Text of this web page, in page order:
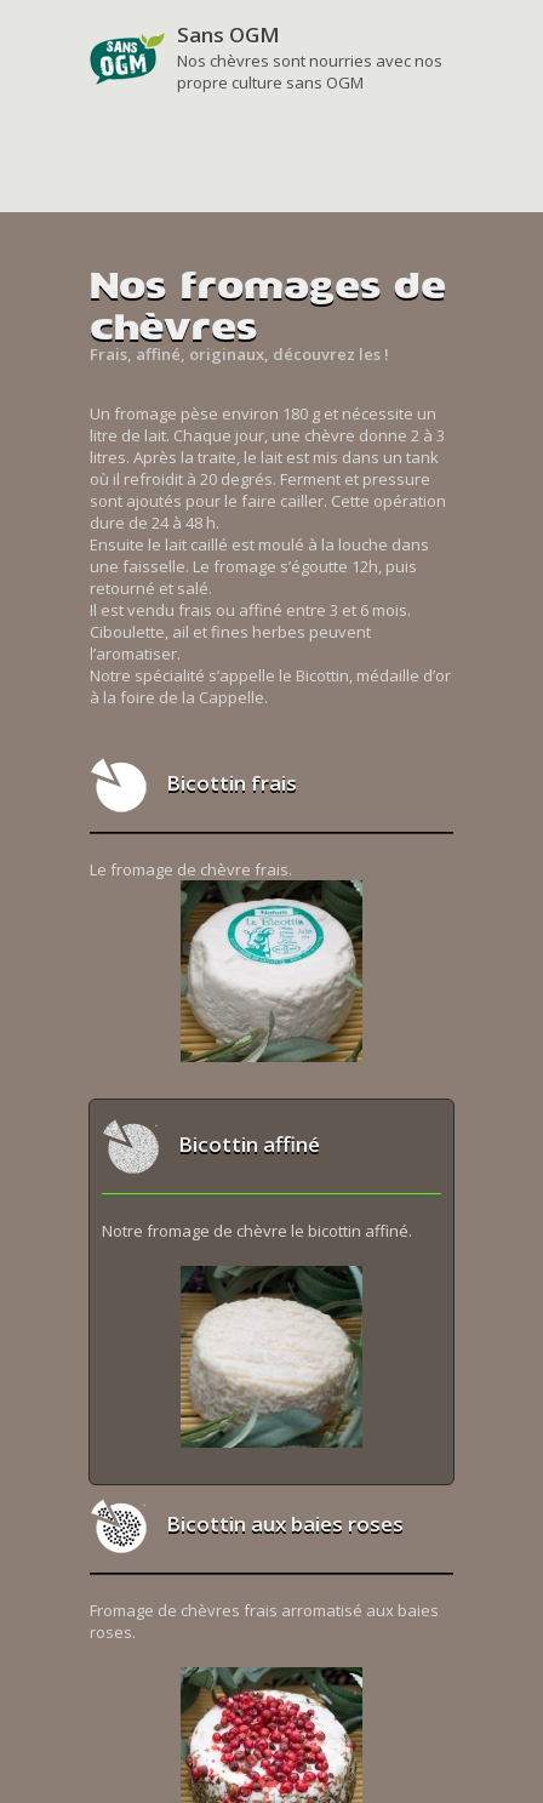
Sans OGM
Nos chèvres sont nourries avec nos
propre culture sans OGM
Nos fromages de
chèvres
Frais, affiné, originaux, découvrez les !
Un fromage pèse environ 180 g et nécessite un
litre de lait. Chaque jour, une chèvre donne 2 à 3
litres. Après la traite, le lait est mis dans un tank
où il refroidit à 20 degrés. Ferment et pressure
sont ajoutés pour le faire cailler. Cette opération
dure de 24 à 48 h.
Ensuite le lait caillé est moulé à la louche dans
une faisselle. Le fromage s’égoutte 12h, puis
retourné et salé.
Il est vendu frais ou affiné entre 3 et 6 mois.
Ciboulette, ail et fines herbes peuvent
l’aromatiser.
Notre spécialité s’appelle le Bicottin, médaille d’or
à la foire de la Cappelle.
Bicottin frais
Le fromage de chèvre frais.
Bicottin affiné
Notre fromage de chèvre le bicottin affiné.
Bicottin aux baies roses
Fromage de chèvres frais arromatisé aux baies
roses.